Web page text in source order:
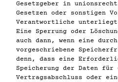
Gesetzgeber in
Gesetzen oder sonstigen
Verantwortliche unterliegt,
Eine Sperrung oder
auch dann, wenn eine
vorgeschriebene
denn, dass eine
Speicherung der Daten für
Vertragsabschluss oder